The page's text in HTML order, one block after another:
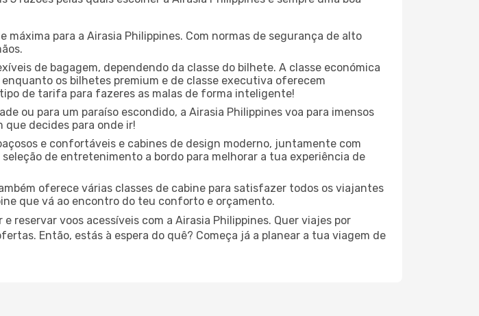
máxima para a Airasia Philippines. Com normas de segurança de alto
de bagagem, dependendo da classe do bilhete. A classe económica
os bilhetes premium e de classe executiva oferecem
de tarifa para fazeres as malas de forma inteligente!
ou para um paraíso escondido, a Airasia Philippines voa para imensos
decides para onde ir!
e confortáveis e cabines de design moderno, juntamente com
de entretenimento a bordo para melhorar a tua experiência de
oferece várias classes de cabine para satisfazer todos os viajantes
que vá ao encontro do teu conforto e orçamento.
reservar voos acessíveis com a Airasia Philippines. Quer viajes por
Então, estás à espera do quê? Começa já a planear a tua viagem de